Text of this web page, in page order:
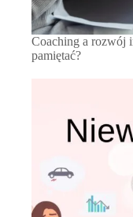
Coaching a rozwój
pamiętać?